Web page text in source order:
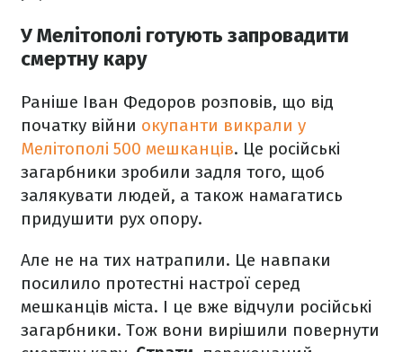
У Мелітополі готують запровадити
смертну кару
Раніше Іван Федоров розповів, що від
початку війни окупанти викрали у
Мелітополі 500 мешканців. Це російські
загарбники зробили задля того, щоб
залякувати людей, а також намагатись
придушити рух опору.
Але не на тих натрапили. Це навпаки
посилило протестні настрої серед
мешканців міста. І це вже відчули російські
загарбники. Тож вони вирішили повернути